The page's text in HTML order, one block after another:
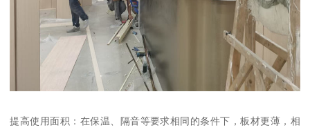
提高使用面积：在保温、隔音等要求相同的条件下，板材更薄，相